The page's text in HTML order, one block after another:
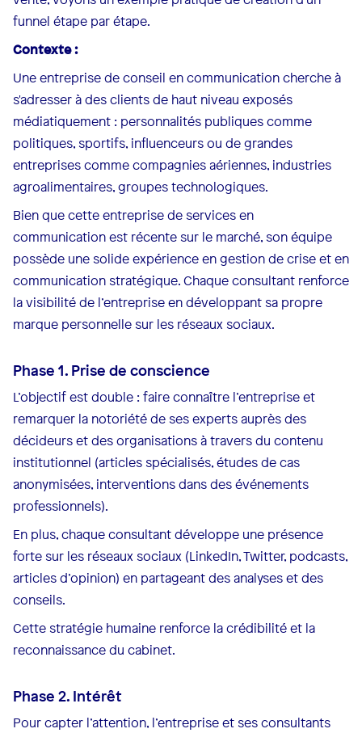
funnel étape par étape.
Contexte :
Une entreprise de conseil en communication cherche à
s'adresser à des clients de haut niveau exposés
médiatiquement : personnalités publiques comme
politiques, sportifs, influenceurs ou de grandes
entreprises comme compagnies aériennes, industries
agroalimentaires, groupes technologiques.
Bien que cette entreprise de services en
communication est récente sur le marché, son équipe
possède une solide expérience en gestion de crise et en
communication stratégique. Chaque consultant renforce
la visibilité de l’entreprise en développant sa propre
marque personnelle sur les réseaux sociaux.
Phase 1. Prise de conscience
L’objectif est double : faire connaître l’entreprise et
remarquer la notoriété de ses experts auprès des
décideurs et des organisations à travers du contenu
institutionnel (articles spécialisés, études de cas
anonymisées, interventions dans des événements
professionnels).
En plus, chaque consultant développe une présence
forte sur les réseaux sociaux (LinkedIn, Twitter, podcasts,
articles d’opinion) en partageant des analyses et des
conseils.
Cette stratégie humaine renforce la crédibilité et la
reconnaissance du cabinet.
Phase 2. Intérêt
Pour capter l’attention, l’entreprise et ses consultants